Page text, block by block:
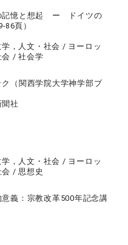
記憶と想起 ー ドイツの
頁）
，人文・社会 / ヨーロッ
会 / 社会学
（関西学院大学神学部ブ
社
，人文・社会 / ヨーロッ
/ 思想史
義：宗教改革500年記念講